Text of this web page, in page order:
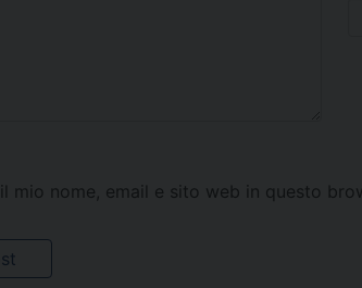
mio nome, email e sito web in questo